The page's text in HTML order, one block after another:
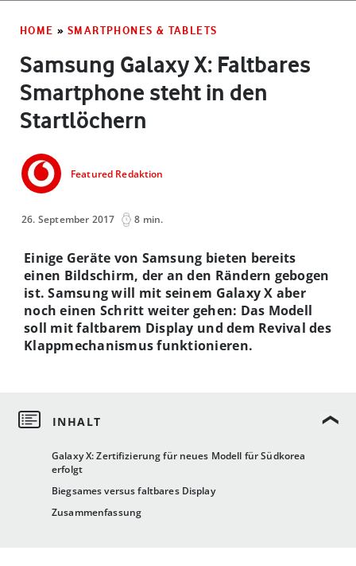
HOME » SMARTPHONES & TABLETS
Samsung Galaxy X: Faltbares
Smartphone steht in den
Startlöchern
Featured Redaktion
26. September 2017 8 min.
Galaxy X: Zertifizierung für neues Modell für Südkorea
erfolgt
Biegsames versus faltbares Display
Zusammenfassung
Einige Geräte von Samsung bieten bereits
einen Bildschirm, der an den Rändern gebogen
ist. Samsung will mit seinem Galaxy X aber
noch einen Schritt weiter gehen: Das Modell
soll mit faltbarem Display und dem Revival des
Klappmechanismus funktionieren.